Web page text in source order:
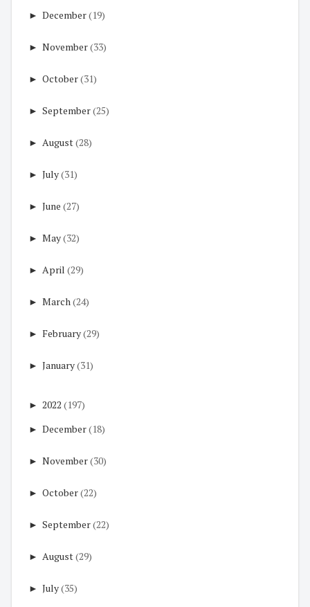
► December(19)
► November(33)
► October(31)
► September(25)
► August(28)
► July(31)
► June (27)
► May(32)
► April (29)
► March(24)
► February(29)
► January(31)
► 2022 (197)
► December(18)
► November(30)
► October(22)
► September(22)
► August(29)
► July(35)